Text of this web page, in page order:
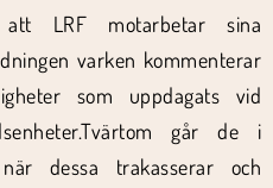
LRF motarbetar sina
varken kommenterar
som uppdagats vid
går de i
dessa trakasserar och